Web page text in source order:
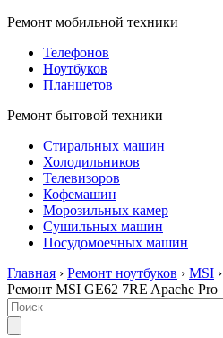
Ремонт мобильной техники
Телефонов
Ноутбуков
Планшетов
Ремонт бытовой техники
Стиральных машин
Холодильников
Телевизоров
Кофемашин
Морозильных камер
Сушильных машин
Посудомоечных машин
Главная › Ремонт ноутбуков › MSI ›
Ремонт MSI GE62 7RE Apache Pro